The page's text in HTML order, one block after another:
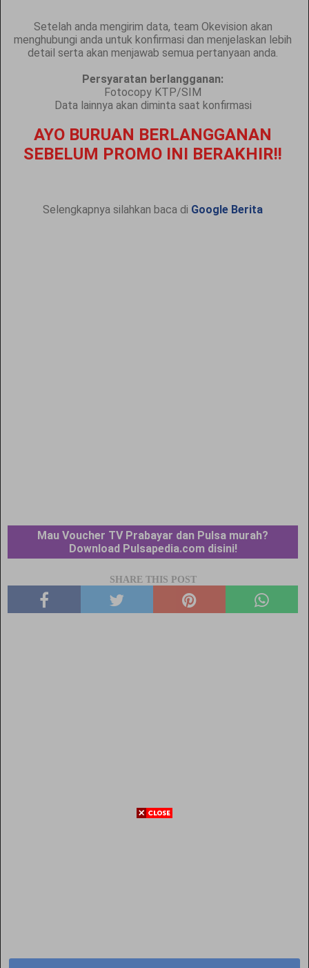
Setelah anda mengirim data, team Okevision akan
menghubungi anda untuk konfirmasi dan menjelaskan lebih
detail serta akan menjawab semua pertanyaan anda.
Persyaratan berlangganan:
Fotocopy KTP/SIM
Data lainnya akan diminta saat konfirmasi
AYO BURUAN BERLANGGANAN
SEBELUM PROMO INI BERAKHIR!!
Selengkapnya silahkan baca di Google Berita
Mau Voucher TV Prabayar dan Pulsa murah?
Download Pulsapedia.com disini!
SHARE THIS POST